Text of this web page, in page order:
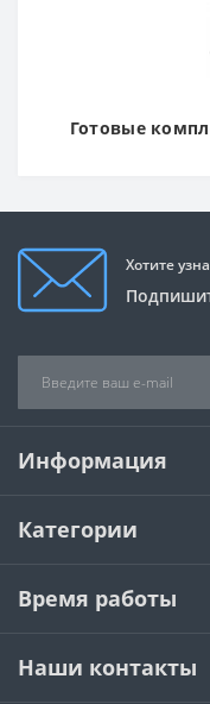
Готовые
Хотите
Информация
Категории
Время работы
Наши контакты